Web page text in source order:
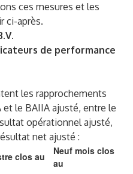
ces mesures et les
ci-après.
de performance
les rapprochements
le BAIIA ajusté, entre le
opérationnel ajusté,
net ajusté :
clos au
Neuf mois clos
au